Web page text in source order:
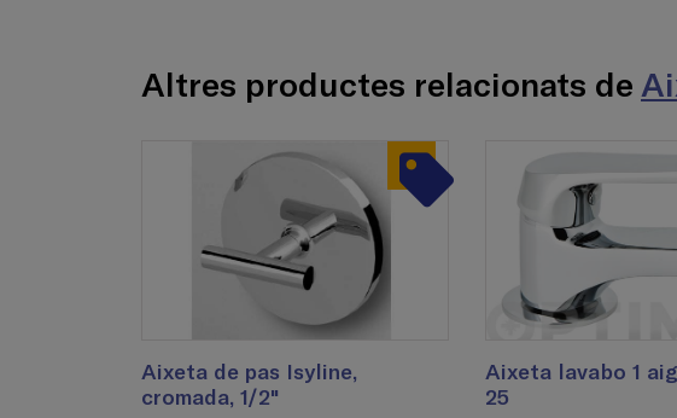
Altres productes relacionats de
Aixeta de pas Isyline,
cromada, 1/2"
Aixeta lavabo 1
25